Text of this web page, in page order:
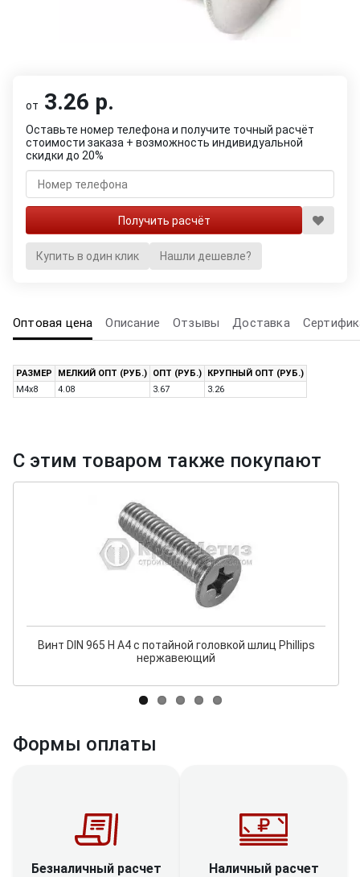
от 3.26 р.
Оставьте номер телефона и получите точный расчёт
стоимости заказа + возможность индивидуальной
скидки до 20%
Купить в один клик Нашли дешевле?
Оптовая цена Описание Отзывы Доставка
РАЗМЕР МЕЛКИЙ ОПТ (РУБ.) ОПТ (РУБ.)
КРУПНЫЙ ОПТ (РУБ.)
M4x8
4.08 3.67 3.26
С этим товаром также покупают
Винт DIN 965 H A4 с потайной головкой шлиц Phillips
нержавеющий
Формы оплаты
Безналичный расчет Наличный расчет